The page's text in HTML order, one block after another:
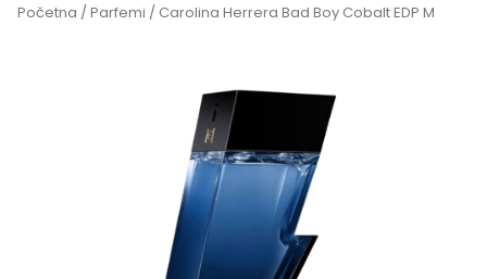
Početna /Parfemi / Carolina Herrera Bad Boy Cobalt EDP M